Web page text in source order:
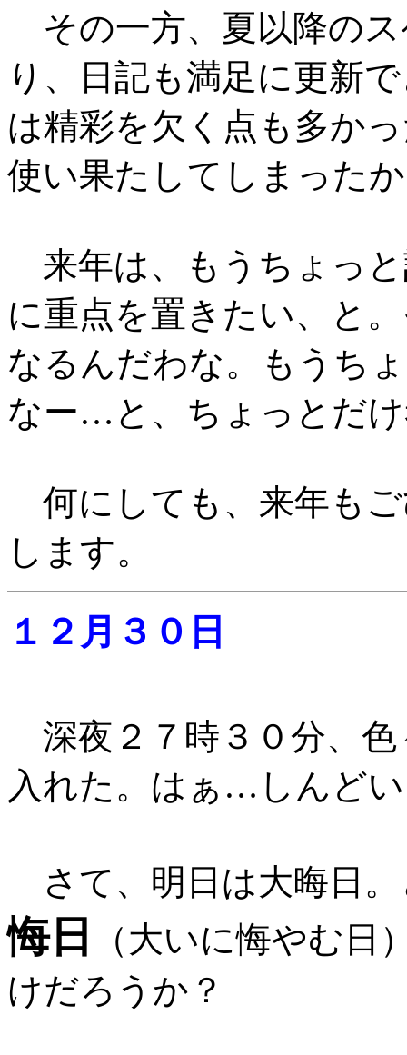
その一方、夏以降の
り、日記も満足に更新
は精彩を欠く点も多か
使い果たしてしまった
来年は、もうちょっ
に重点を置きたい、と
なるんだわな。もうち
なー…と、ちょっとだ
何にしても、来年も
します。
１２月３０日
深夜２７時３０分、
入れた。はぁ…しんど
さて、明日は大晦日
悔日
（大いに悔やむ日
けだろうか？